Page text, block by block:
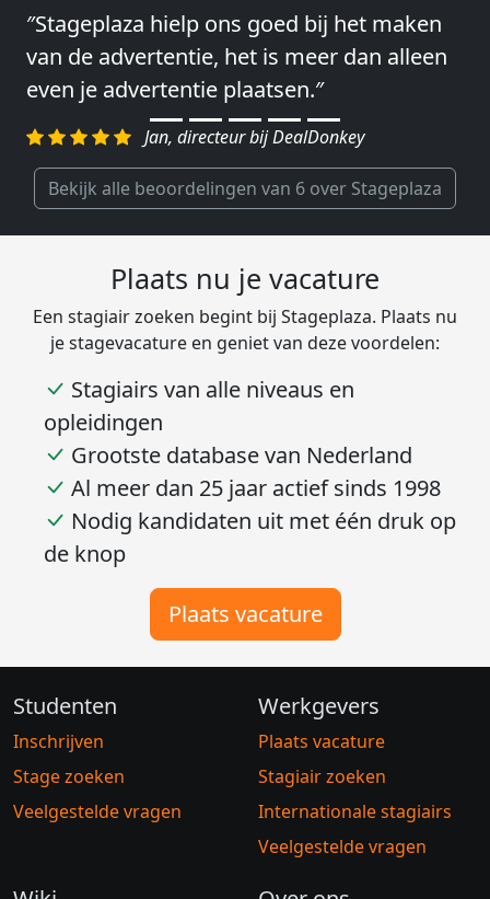
″Stageplaza hielp ons goed bij het maken
van de advertentie, het is meer dan alleen
even je advertentie plaatsen.″
Jan, directeur bij DealDonkey
″Wij hebben in ieder geval prima
ervaringen met Stageplaza: elke keer weer
weet Stageplaza prima kandidaten snel te
regelen.″
Harald, Head of Shared Service Center bij
VION Food Netherlands
Plaats nu je vacature
Een stagiair zoeken begint bij Stageplaza. Plaats nu
je stagevacature en geniet van deze voordelen:
Stagiairs van alle niveaus en
opleidingen
Grootste database van Nederland
Al meer dan 25 jaar actief sinds 1998
Plaats vacature
Studenten
Inschrijven
Werkgevers
Plaats vacature
Stagiair zoeken